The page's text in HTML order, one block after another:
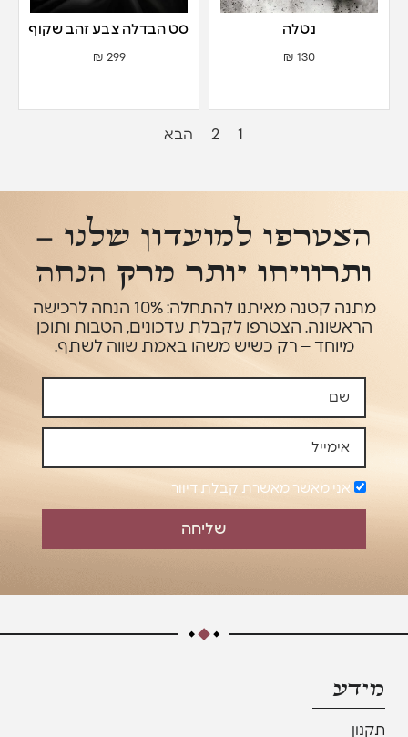
נטלה
130
₪
סט הבדלה צבע זהב שקוף
299
₪
1
2 הבא
הצטרפו למועדון שלנו –
ותרוויחו יותר מרק הנחה
מתנה קטנה מאיתנו להתחלה: 10% הנחה לרכישה
הראשונה. הצטרפו לקבלת עדכונים, הטבות ותוכן
מיוחד – רק כשיש משהו באמת שווה לשתף.
אני מאשר מאשרת קבלת דיוור
שליחה
מידע
תקנון